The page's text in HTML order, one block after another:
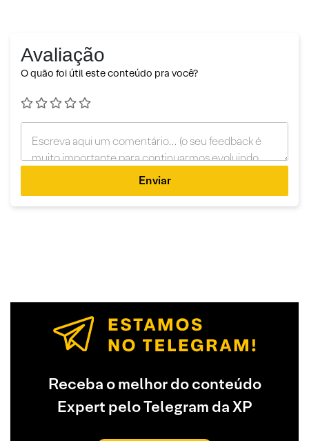
Avaliação
O quão foi útil este conteúdo pra você?
Enviar
Receba o melhor do conteúdo
Expert pelo Telegram da XP